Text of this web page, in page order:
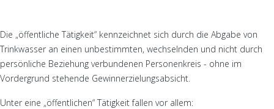
Die „öffentliche Tätigkeit“ kennzeichnet sich durch die Abgabe von
Trinkwasser an einen unbestimmten, wechselnden und nicht durch
persönliche Beziehung verbundenen Personenkreis - ohne im
Vordergrund stehende Gewinnerzielungsabsicht.
Unter eine „öffentlichen“ Tätigkeit fallen vor allem: